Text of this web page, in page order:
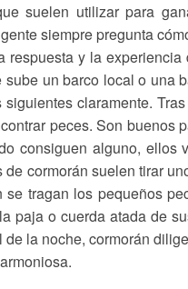
suelen utilizar para
siempre pregunta
respuesta y la
un barco local o una
claramente.
peces. Son buenos
consiguen alguno, ellos
cormorán suelen tirar
tragan los pequeños
paja o cuerda atada de
la noche, cormorán